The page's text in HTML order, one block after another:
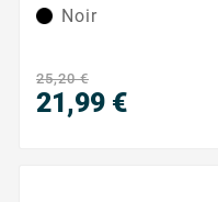
Caractéristiques principales : Couleur :
Noir
25,20 €
21,99 €